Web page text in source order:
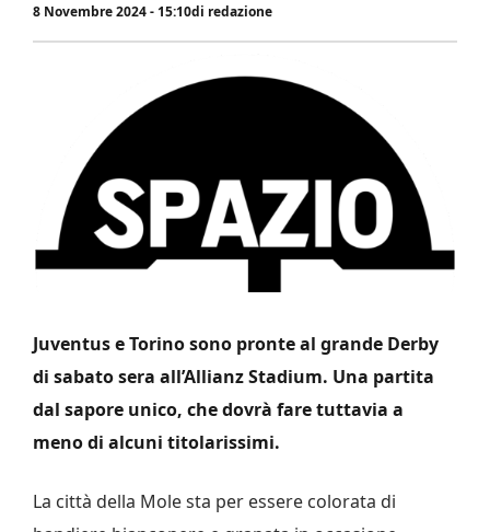
8 Novembre 2024 - 15:10di redazione
Juventus e Torino sono pronte al grande Derby
di sabato sera all’Allianz Stadium. Una partita
dal sapore unico, che dovrà fare tuttavia a
meno di alcuni titolarissimi.
La città della Mole sta per essere colorata di